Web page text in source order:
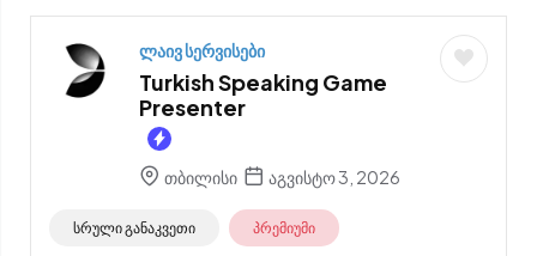
ლაივ სერვისები
Turkish Speaking Game
Presenter
თბილისი აგვისტო 3, 2026
სრული განაკვეთი პრემიუმი